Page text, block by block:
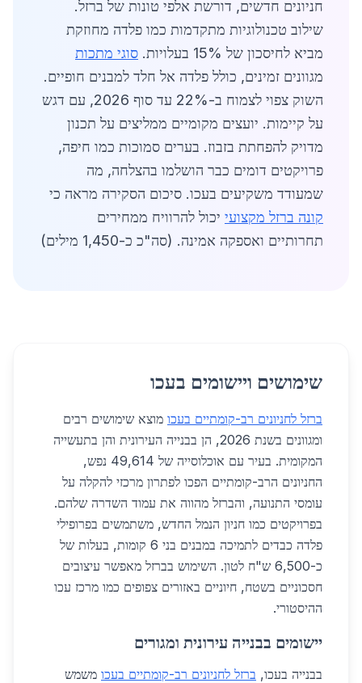
חניונים חדשים, דורשת אלפי טונות של ברזל.
שילוב טכנולוגיות מתקדמות כמו פלדה מחוזקת
מביא לחיסכון של 15% בעלויות.
סוגי מתכות
מגוונים זמינים, כולל פלדה אל חלד למבנים חופיים.
השוק צפוי לצמוח ב-22% עד סוף 2026, עם דגש
על קיימות. יועצים מקומיים ממליצים על תכנון
מדויק להפחתת בזבוז. בערים סמוכות כמו חיפה,
פרויקטים דומים כבר הושלמו בהצלחה, מה
שמעודד משקיעים בעכו. סיכום הסקירה מראה כי
קונה ברזל מקצועי יכול להרוויח ממחירים
תחרותיים ואספקה אמינה. (סה"כ כ-1,450 מילים)
שימושים ויישומים בעכו
ברזל לחניונים רב-קומתיים בעכו מוצא שימושים רבים
ומגוונים בשנת 2026, הן בבנייה העירונית והן בתעשייה
המקומית. בעיר עם אוכלוסייה של 49,614 נפש,
החניונים הרב-קומתיים הפכו לפתרון מרכזי להקלה על
עומסי התנועה, והברזל מהווה את עמוד השדרה שלהם.
בפרויקטים כמו חניון הנמל החדש, משתמשים בפרופילי
פלדה כבדים לתמיכה במבנים בני 6 קומות, בעלות של
כ-6,500 ש"ח לטון. השימוש בברזל מאפשר עיצובים
חסכוניים בשטח, חיוניים באזורים צפופים כמו מרכז עכו
ההיסטורי.
יישומים בבנייה עירונית ומגורים
בבנייה בעכו, ברזל לחניונים רב-קומתיים בעכו משמש